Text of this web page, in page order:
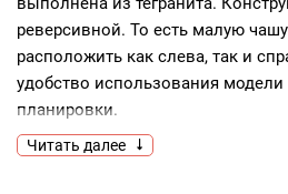
реверсивной. То есть малую
расположить как слева, так и
удобство использования модели
планировки.
Ключевые преимущества:
Читать далее